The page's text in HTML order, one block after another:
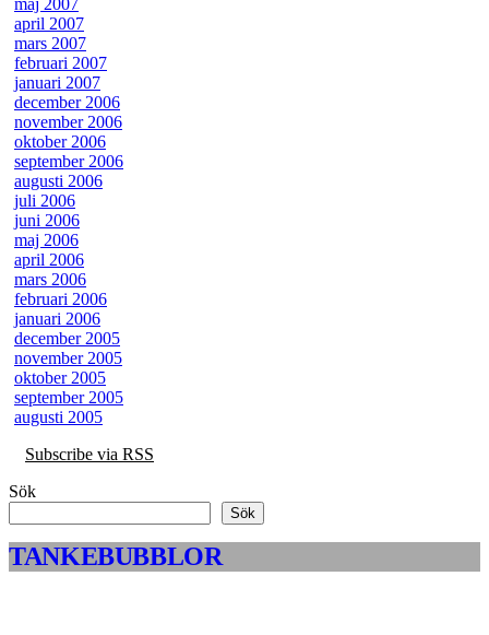
maj 2007
april 2007
mars 2007
februari 2007
januari 2007
december 2006
november 2006
oktober 2006
september 2006
augusti 2006
juli 2006
juni 2006
maj 2006
april 2006
mars 2006
februari 2006
januari 2006
december 2005
november 2005
oktober 2005
september 2005
augusti 2005
Subscribe via RSS
Sök
Sök
TANKEBUBBLOR